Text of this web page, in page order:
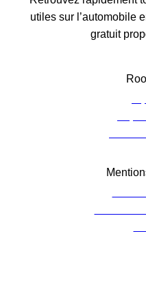
utiles sur l’automobile
gratuit